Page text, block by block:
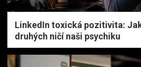
LinkedIn toxická pozitivita:
druhých ničí naši psychiku